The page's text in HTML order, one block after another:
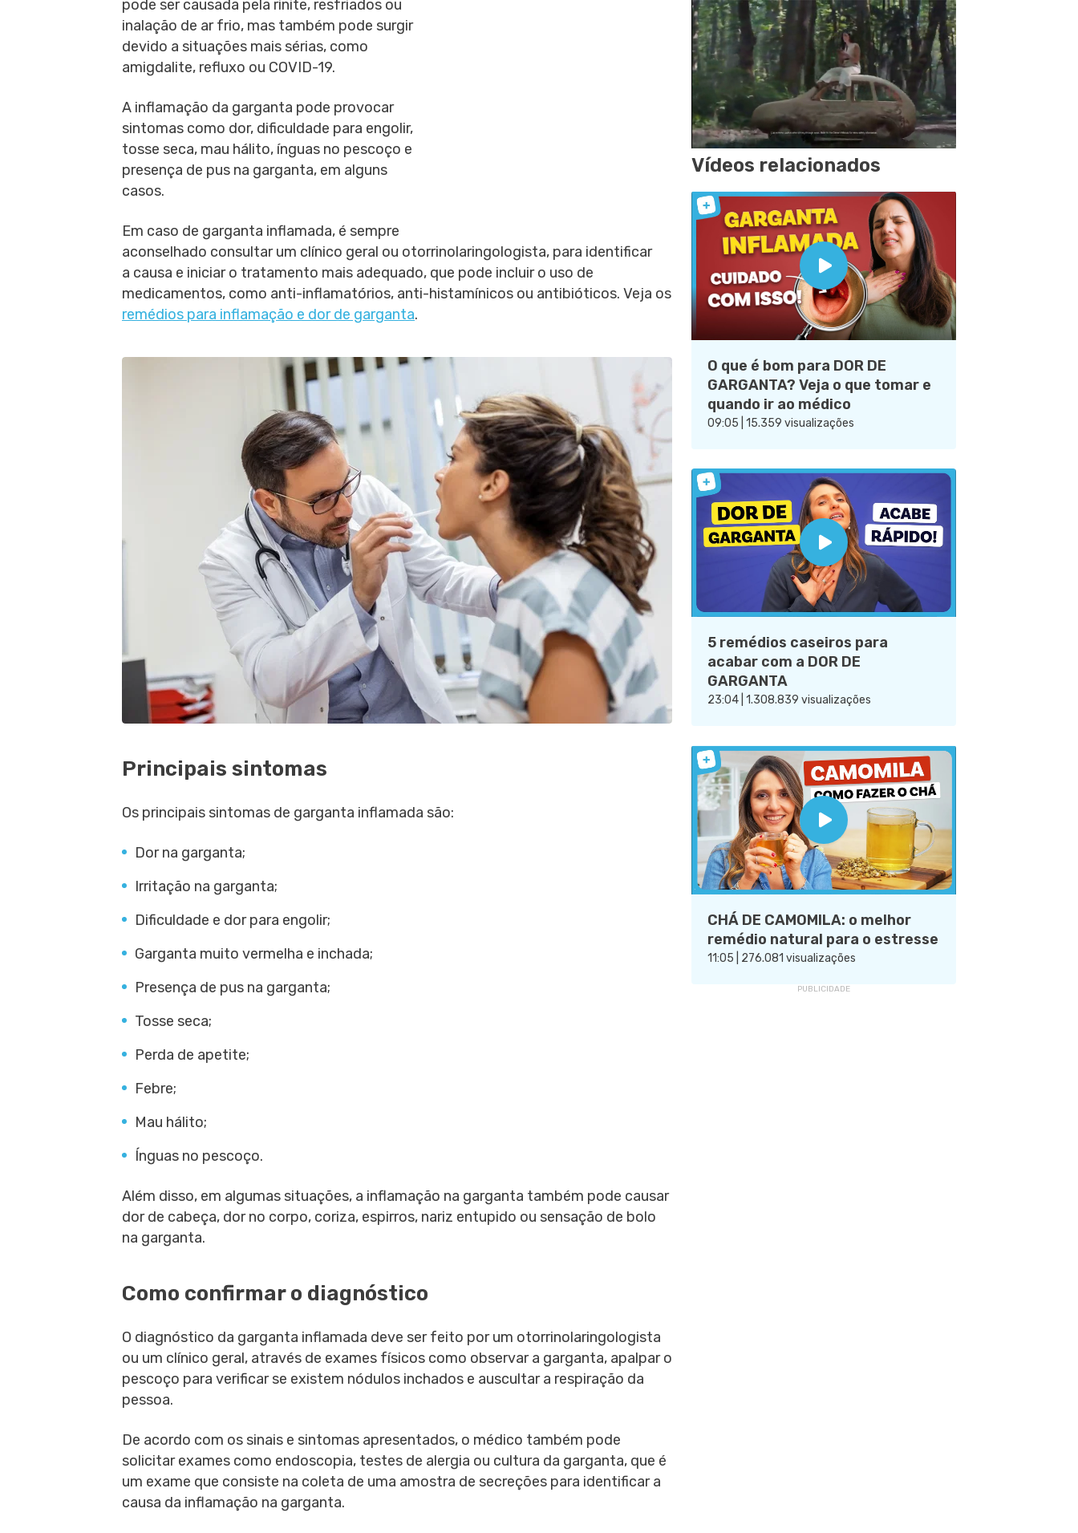
pode ser causada pela rinite, resfriados ou
inalação de ar frio, mas também pode surgir
devido a situações mais sérias, como
amigdalite, refluxo ou COVID-19.
A inflamação da garganta pode provocar
sintomas como dor, dificuldade para engolir,
tosse seca, mau hálito, ínguas no pescoço e
presença de pus na garganta, em alguns
casos.
Em caso de garganta inflamada, é sempre
aconselhado consultar um clínico geral ou otorrinolaringologista, para identificar
a causa e iniciar o tratamento mais adequado, que pode incluir o uso de
medicamentos, como anti-inflamatórios, anti-histamínicos ou antibióticos. Veja os
remédios para inflamação e dor de garganta.
Principais sintomas
Os principais sintomas de garganta inflamada são:
Dor na garganta;
Irritação na garganta;
Dificuldade e dor para engolir;
Garganta muito vermelha e inchada;
Presença de pus na garganta;
Tosse seca;
Perda de apetite;
Febre;
Mau hálito;
Ínguas no pescoço.
Além disso, em algumas situações, a inflamação na garganta também pode causar
dor de cabeça, dor no corpo, coriza, espirros, nariz entupido ou sensação de bolo
na garganta.
Como confirmar o diagnóstico
O diagnóstico da garganta inflamada deve ser feito por um otorrinolaringologista
ou um clínico geral, através de exames físicos como observar a garganta, apalpar o
pescoço para verificar se existem nódulos inchados e auscultar a respiração da
pessoa.
De acordo com os sinais e sintomas apresentados, o médico também pode
solicitar exames como endoscopia, testes de alergia ou cultura da garganta, que é
um exame que consiste na coleta de uma amostra de secreções para identificar a
causa da inflamação na garganta.
Vídeos relacionados
O que é bom para DOR DE
GARGANTA? Veja o que tomar e
quando ir ao médico
09:05 | 15.359 visualizações
5 remédios caseiros para
acabar com a DOR DE
GARGANTA
23:04 | 1.308.839 visualizações
CHÁ DE CAMOMILA: o melhor
remédio natural para o estresse
11:05 | 276.081 visualizações